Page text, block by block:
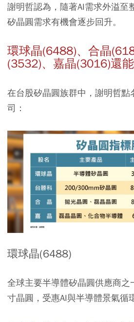
謝明哲認為，隨著AI需求外溢至
矽晶圓需求有機會逐步回升。
環球晶(6488)、合晶
(3532)、嘉晶(3016)還
在台股矽晶圓族群中，謝明哲點
司：
環球晶(6488)
全球主要半導體矽晶圓供應商之
寸晶圓，受惠AI與半導體景氣循